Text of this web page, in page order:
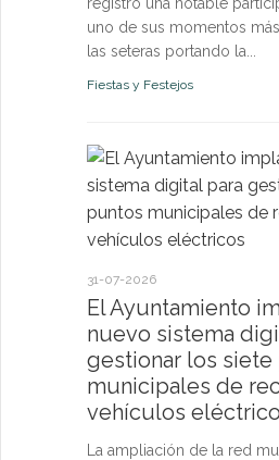
uno de sus momentos
las seteras portando la...
Fiestas y Festejos
31-07-2026
El Ayuntamiento
nuevo sistema
gestionar los siete
municipales de
vehículos
La ampliación de la red